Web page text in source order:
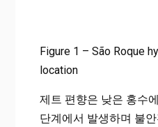
Figure 1 – São Roque
location
제트 편향은 낮은 홍수
단계에서 발생하며 불